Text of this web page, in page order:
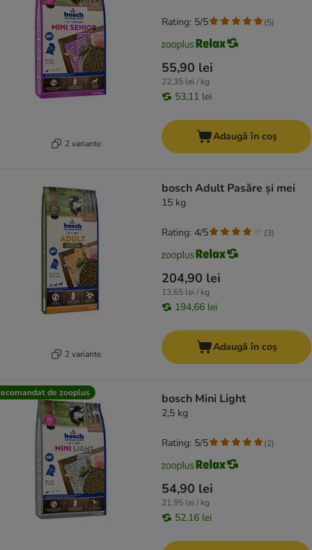
2 variante
55,90 lei
22,35 lei / kg
53,11 lei
Rating: 5/5 (5)
Adaugă în coș
2 variante
bosch Adult Pasăre și mei
15 kg
204,90 lei
13,65 lei / kg
194,66 lei
Rating: 4/5 (3)
Adaugă în coș
de zooplus bosch Mini Light
2,5 kg
54,90 lei
21,95 lei / kg
52,16 lei
Rating: 5/5 (2)